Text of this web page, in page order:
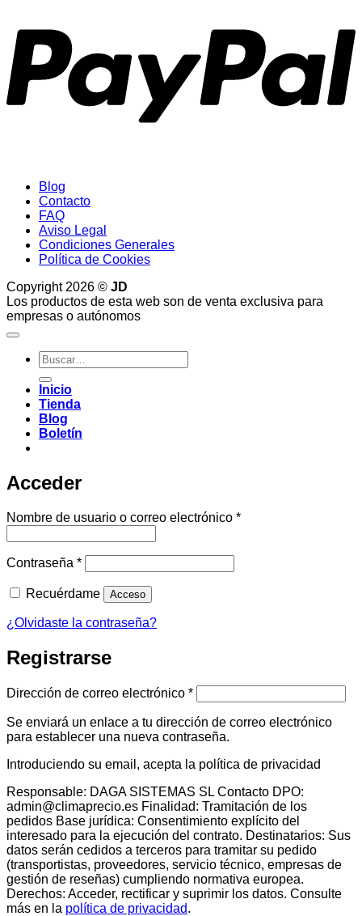
Blog
Contacto
FAQ
Aviso Legal
Condiciones Generales
Política de Cookies
Copyright 2026 © JD
Los productos de esta web son de venta exclusiva para
empresas o autónomos
Buscar
por:
Inicio
Tienda
Blog
Boletín
Acceder
Nombre de usuario o correo electrónico *Obligatorio
Contraseña *Obligatorio
Recuérdame Acceso
¿Olvidaste la contraseña?
Registrarse
Dirección de correo electrónico *Obligatorio
Se enviará un enlace a tu dirección de correo electrónico
para establecer una nueva contraseña.
Introduciendo su email, acepta la política de privacidad
Responsable: DAGA SISTEMAS SL Contacto DPO:
admin@climaprecio.es Finalidad: Tramitación de los
pedidos Base jurídica: Consentimiento explícito del
interesado para la ejecución del contrato. Destinatarios: Sus
datos serán cedidos a terceros para tramitar su pedido
(transportistas, proveedores, servicio técnico, empresas de
gestión de reseñas) cumpliendo normativa europea.
Derechos: Acceder, rectificar y suprimir los datos. Consulte
más en la política de privacidad.